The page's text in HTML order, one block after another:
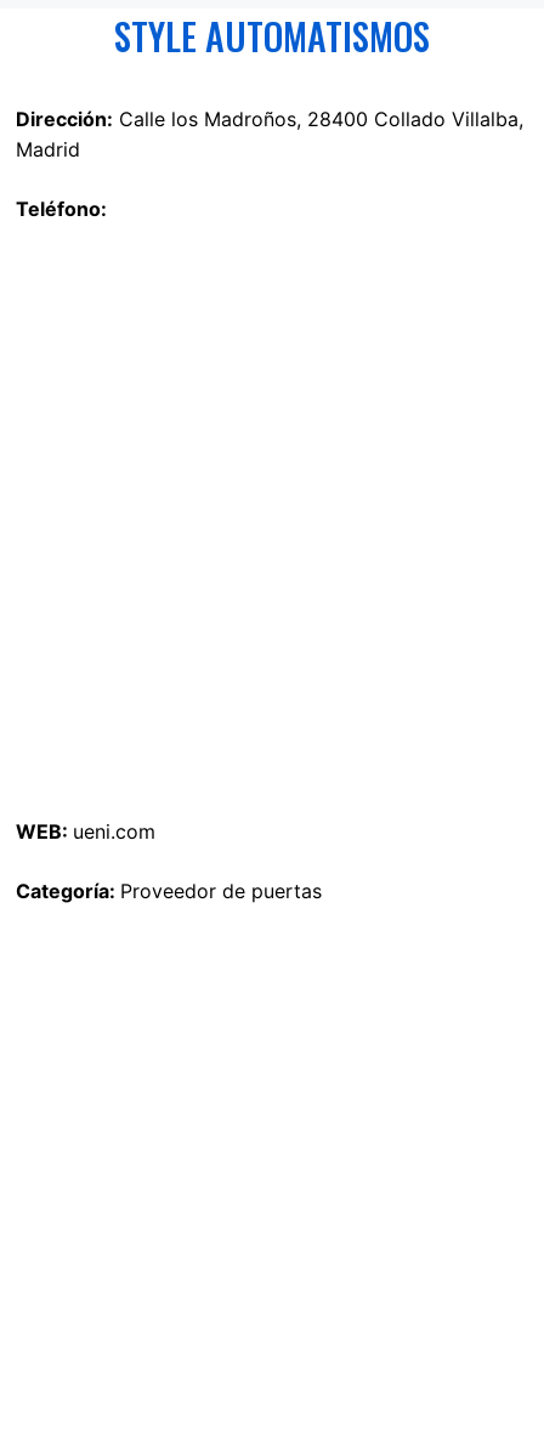
STYLE AUTOMATISMOS
Dirección: Calle los Madroños, 28400 Collado Villalba,
Madrid
Teléfono:
WEB: ueni.com
Categoría: Proveedor de puertas